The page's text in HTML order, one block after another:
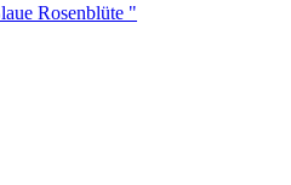
Rosenblüte "